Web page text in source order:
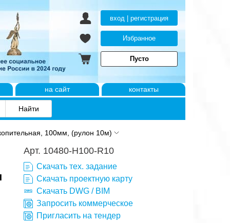
вход | регистрация
Избранное
Пусто
на сайт контакты
100мм, (рулон 10м)
Арт. 10480-H100-R10
Скачать тех. задание
Скачать проектную карту
Скачать DWG / BIM
Запросить коммерческое
Пригласить на тендер